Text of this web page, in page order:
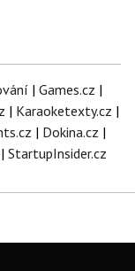
| Games.cz |
| Karaoketexty.cz |
| Dokina.cz |
| StartupInsider.cz